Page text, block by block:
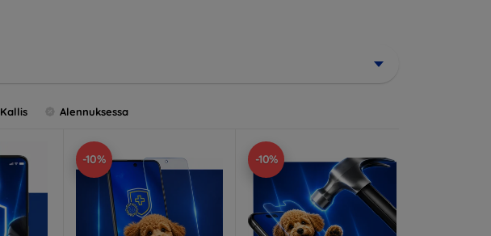
Kallis Alennuksessa
-10% -10%